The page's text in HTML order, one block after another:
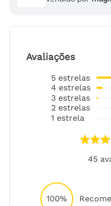
Avaliações
5 estrelas
4 estrelas
3 estrelas
2 estrelas
1 estrela
45
100%